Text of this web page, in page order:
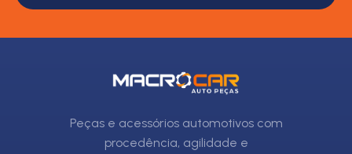
Peças e acessórios automotivos com
procedência, agilidade e